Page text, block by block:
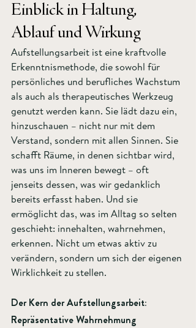
Einblick in Haltung,
Ablauf und Wirkung
Aufstellungsarbeit ist eine kraftvolle
Erkenntnismethode, die sowohl für
persönliches und berufliches Wachstum
als auch als therapeutisches Werkzeug
genutzt werden kann. Sie lädt dazu ein,
hinzuschauen – nicht nur mit dem
Verstand, sondern mit allen Sinnen. Sie
schafft Räume, in denen sichtbar wird,
was uns im Inneren bewegt – oft
jenseits dessen, was wir gedanklich
bereits erfasst haben. Und sie
ermöglicht das, was im Alltag so selten
geschieht: innehalten, wahrnehmen,
erkennen. Nicht um etwas aktiv zu
verändern, sondern um sich der eigenen
Wirklichkeit zu stellen.
Der Kern der Aufstellungsarbeit:
Repräsentative Wahrnehmung